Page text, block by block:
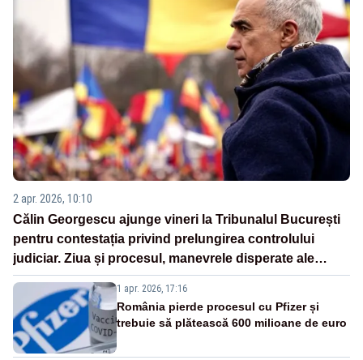
2 apr. 2026, 10:10
Călin Georgescu ajunge vineri la Tribunalul București
pentru contestația privind prelungirea controlului
judiciar. Ziua și procesul, manevrele disperate ale
Sistemului
1 apr. 2026, 17:16
România pierde procesul cu Pfizer și
trebuie să plătească 600 milioane de euro